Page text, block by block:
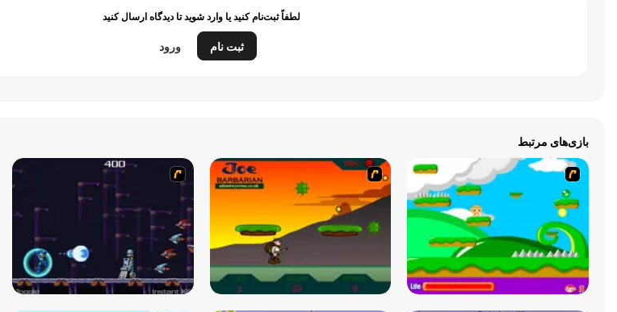
لطفاً ثبت‌نام کنید یا وارد شوید تا دیدگاه ارسال کنید
ثبت نام ورود
بازی‌های مرتبط